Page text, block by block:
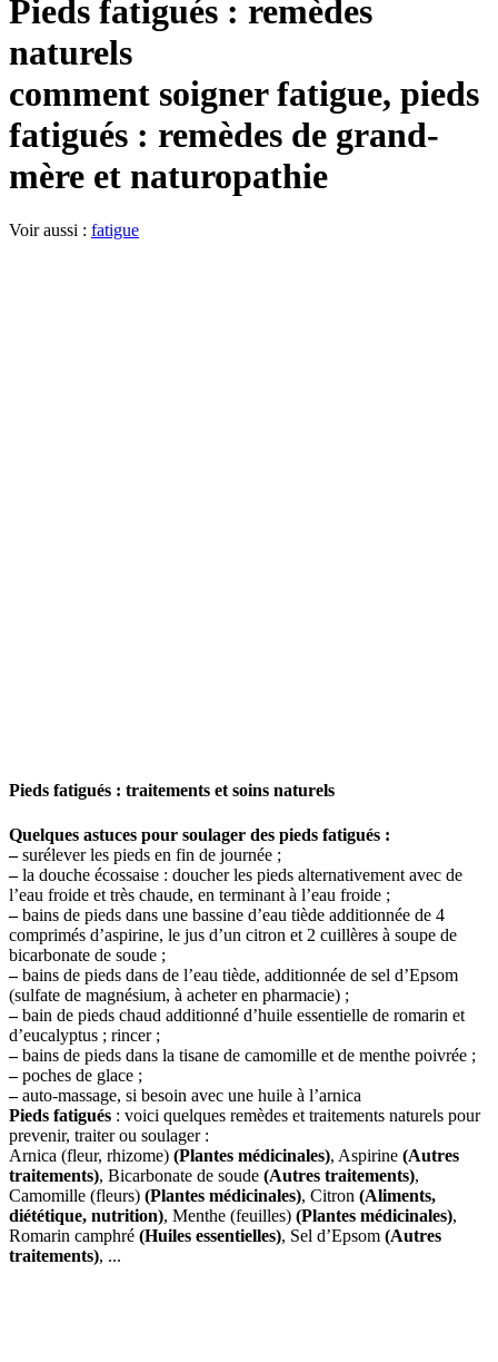
Pieds fatigués : remèdes
naturels
comment soigner fatigue, pieds
fatigués : remèdes de grand-
mère et naturopathie
Voir aussi : fatigue
Pieds fatigués : traitements et soins naturels
Quelques astuces pour soulager des pieds fatigués :
–surélever les pieds en fin de journée ;
–la douche écossaise : doucher les pieds alternativement avec de
l’eau froide et très chaude, en terminant à l’eau froide ;
–bains de pieds dans une bassine d’eau tiède additionnée de 4
comprimés d’aspirine, le jus d’un citron et 2 cuillères à soupe de
bicarbonate de soude ;
–bains de pieds dans de l’eau tiède, additionnée de sel d’Epsom
(sulfate de magnésium, à acheter en pharmacie) ;
–bain de pieds chaud additionné d’huile essentielle de romarin et
d’eucalyptus ; rincer ;
–bains de pieds dans la tisane de camomille et de menthe poivrée ;
–poches de glace ;
–auto-massage, si besoin avec une huile à l’arnica
Pieds fatigués : voici quelques remèdes et traitements naturels pour
prevenir, traiter ou soulager :
Arnica (fleur, rhizome) (Plantes médicinales), Aspirine (Autres
traitements), Bicarbonate de soude (Autres traitements),
Camomille (fleurs) (Plantes médicinales), Citron (Aliments,
diététique, nutrition), Menthe (feuilles) (Plantes médicinales),
Romarin camphré (Huiles essentielles), Sel d’Epsom (Autres
traitements), ...